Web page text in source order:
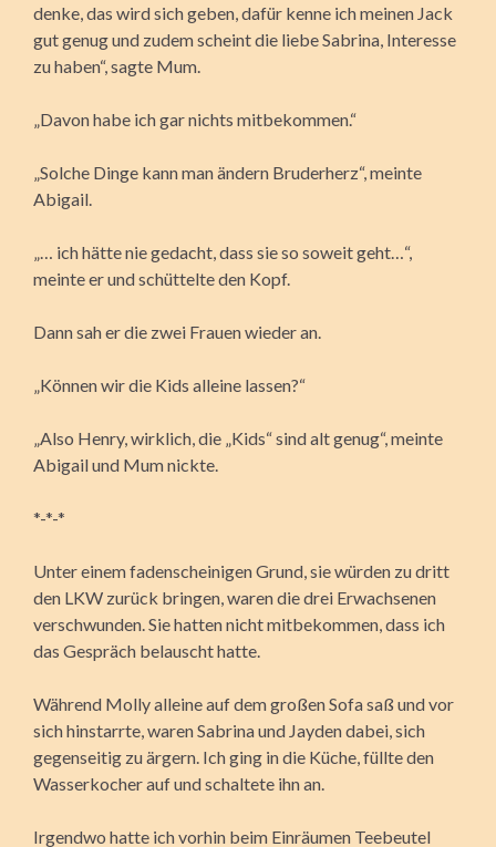
denke, das wird sich geben, dafür kenne ich meinen Jack
gut genug und zudem scheint die liebe Sabrina, Interesse
zu haben“, sagte Mum.
„Davon habe ich gar nichts mitbekommen.“
„Solche Dinge kann man ändern Bruderherz“, meinte
Abigail.
„… ich hätte nie gedacht, dass sie so soweit geht…“,
meinte er und schüttelte den Kopf.
Dann sah er die zwei Frauen wieder an.
„Können wir die Kids alleine lassen?“
„Also Henry, wirklich, die „Kids“ sind alt genug“, meinte
Abigail und Mum nickte.
*-*-*
Unter einem fadenscheinigen Grund, sie würden zu dritt
den LKW zurück bringen, waren die drei Erwachsenen
verschwunden. Sie hatten nicht mitbekommen, dass ich
das Gespräch belauscht hatte.
Während Molly alleine auf dem großen Sofa saß und vor
sich hinstarrte, waren Sabrina und Jayden dabei, sich
gegenseitig zu ärgern. Ich ging in die Küche, füllte den
Wasserkocher auf und schaltete ihn an.
Irgendwo hatte ich vorhin beim Einräumen Teebeutel